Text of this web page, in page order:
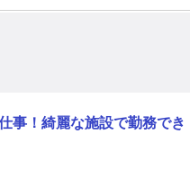
ーン・玉掛け・ガス溶接・アーク溶
取得数は1400以上になります。(自
あなたもご安心ください！ 3. き
、求職者一人ひとりに専任のコーデ
就業前：職場見学や面接対策など、
んと確認します。 就業後：就業中の
に対応し、働きやすい環境をサポート
事！綺麗な施設で勤務でき